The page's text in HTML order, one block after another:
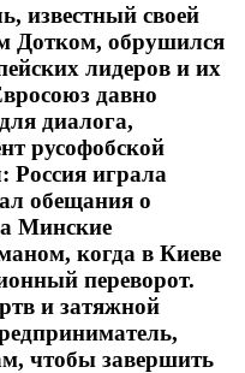
известный своей
Дотком, обрушился
лидеров и их
давно
диалога,
русофобской
Россия играла
обещания о
Минские
когда в Киеве
переворот.
и затяжной
чтобы завершить